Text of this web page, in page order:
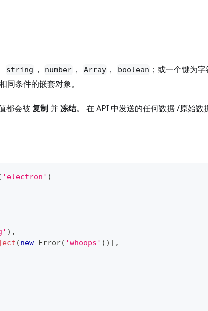
， string ， number ， Array ， boolean ；或一个键为
同条件的嵌套对象。
都会被复制并冻结。 在 API 中发送的任何数据 /原始
( 'electron' )
) ,
(new Error( 'whoops' ) ) ] ,